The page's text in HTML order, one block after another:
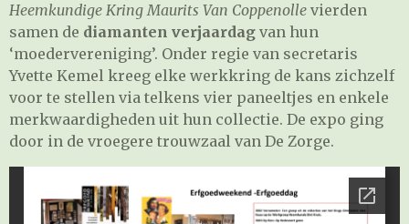
Heemkundige Kring Maurits Van Coppenolle vierden
samen de diamanten verjaardag van hun
‘moedervereniging’. Onder regie van secretaris
Yvette Kemel kreeg elke werkkring de kans zichzelf
voor te stellen via telkens vier paneeltjes en enkele
merkwaardigheden uit hun collectie. De expo ging
door in de vroegere trouwzaal van De Zorge.